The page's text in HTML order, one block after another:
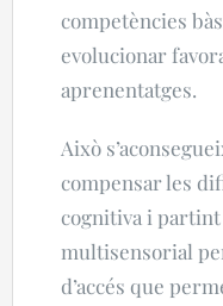
competències
evolucionar
aprenentatges.
Això
compensar les
cognitiva i partint
multisensorial
d’accés que